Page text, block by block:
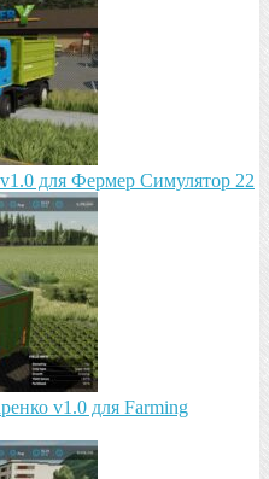
для Фермер Симулятор 22
v1.0 для Farming